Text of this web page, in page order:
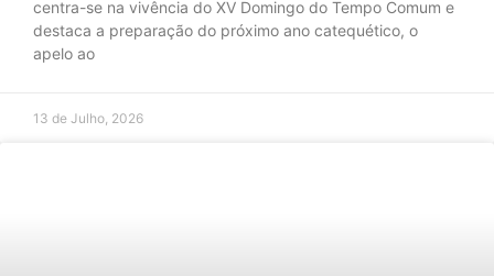
centra-se na vivência do XV Domingo do Tempo Comum e
destaca a preparação do próximo ano catequético, o
apelo ao
13 de Julho, 2026